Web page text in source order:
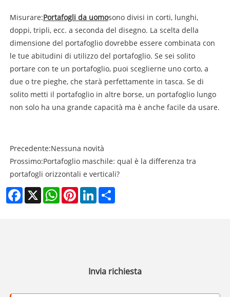
Misurare:Portafogli da uomosono divisi in corti, lunghi,
doppi, tripli, ecc. a seconda del disegno. La scelta della
dimensione del portafoglio dovrebbe essere combinata con
le tue abitudini di utilizzo del portafoglio. Se sei solito
portare con te un portafoglio, puoi sceglierne uno corto, a
due o tre pieghe, che starà perfettamente in tasca. Se di
solito metti il ​​portafoglio in altre borse, un portafoglio lungo
non solo ha una grande capacità ma è anche facile da usare.
Precedente:Nessuna novità
Prossimo:Portafoglio maschile: qual è la differenza tra
portafogli orizzontali e verticali?
Facebook
X WhatsAppPinterestLinkedIn
Invia richiesta